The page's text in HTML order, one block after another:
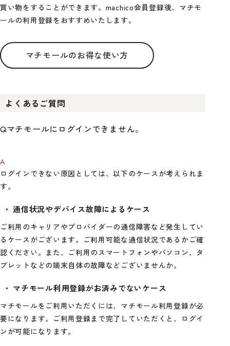
買い物をすることができます。machico会員登録後、マチモ
ールの利用登録をおすすめいたします。
マチモールのお得な使い方
よくあるご質問
マチモールにログインできません。
ログインできない原因としては、以下のケースが考えられま
す。
通信状況やデバイス故障によるケース
ご利用のキャリアやプロバイダーの通信障害など発生してい
るケースがございます。ご利用可能な通信状況であるかご確
認ください。また、ご利用のスマートフォンやパソコン、タ
ブレットなどの端末自体の故障などございませんか。
マチモール利用登録がお済みでないケース
マチモールをご利用いただくには、マチモール利用登録が必
要になります。ご利用登録まで完了していただくと、ログイ
ンが可能になります。